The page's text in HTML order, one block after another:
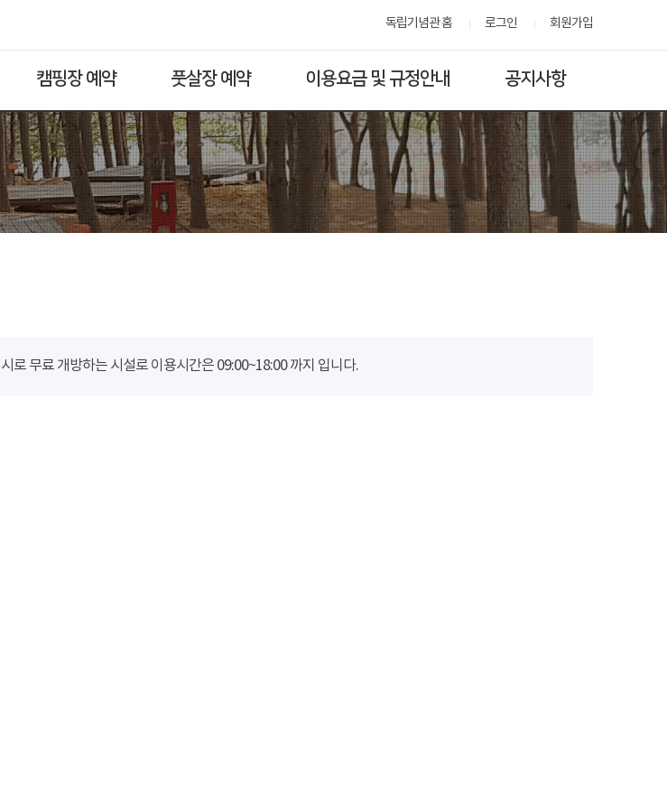
독립기념관 홈 로그인 회원가입
캠핑장 예약 풋살장 예약 이용요금 및 규정안내 공지사항
로 무료 개방하는 시설로 이용시간은 09:00~18:00 까지 입니다.